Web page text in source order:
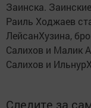
Заинска.
Раиль Ходжаев
ЛейсанХузина,
Салихов и Малик
Салихов и
Следите за